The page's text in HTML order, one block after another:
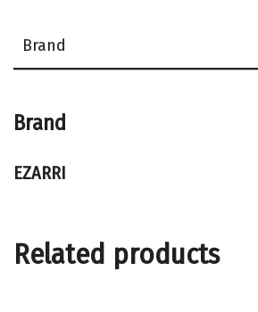
Brand
Brand
EZARRI
Related products